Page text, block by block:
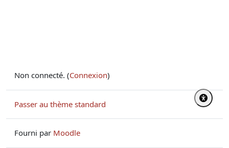
Non connecté. (Connexion)
Passer au thème standard
Fourni par Moodle